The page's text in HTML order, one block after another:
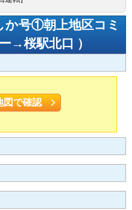
か号①朝上地区コミ
→桜駅北口 ）
図で確認